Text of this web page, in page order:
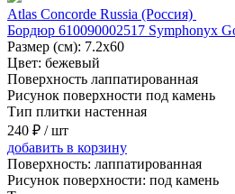
Atlas Concorde Russia (Россия)
Бордюр 610090002517 Symphonyx
Размер (см): 7.2x60
Цвет: бежевый
Поверхность лаппатированная
Рисунок поверхности под камень
Тип плитки настенная
240 ₽ / шт
добавить в корзину
Поверхность: лаппатированная
Рисунок поверхности: под камень